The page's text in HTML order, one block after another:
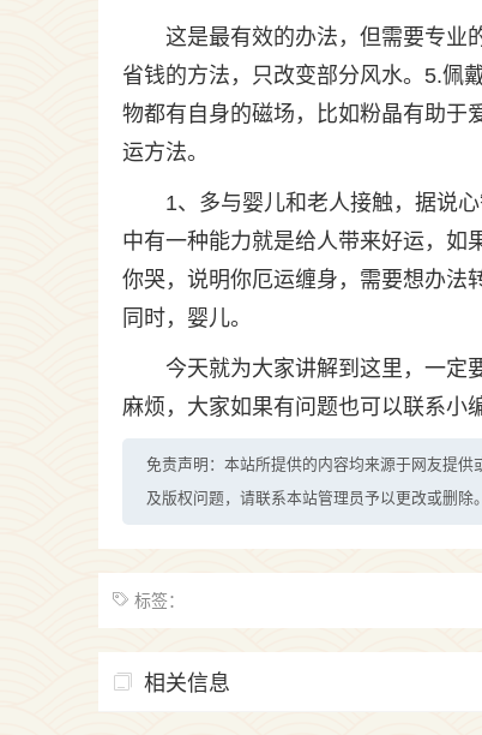
这是最有效的办法，但需要专业
省钱的方法，只改变部分风水。5.佩
物都有自身的磁场，比如粉晶有助于
运方法。
1、多与婴儿和老人接触，据说
中有一种能力就是给人带来好运，如
你哭，说明你厄运缠身，需要想办法
同时，婴儿。
今天就为大家讲解到这里，一定
麻烦，大家如果有问题也可以联系小编
免责声明：本站所提供的内容均来源于网友提
及版权问题，请联系本站管理员予以更改或删除。
标签：
相关信息